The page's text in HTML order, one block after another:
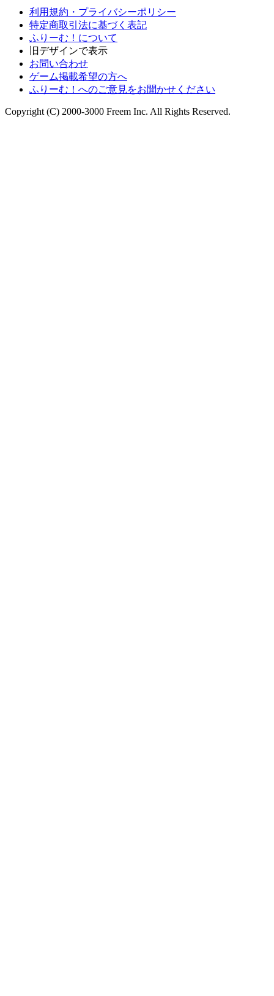
利用規約・プライバシーポリシー
特定商取引法に基づく表記
ふりーむ！について
旧デザインで表示
お問い合わせ
ゲーム掲載希望の方へ
ふりーむ！へのご意見をお聞かせください
Copyright (C) 2000-3000 Freem Inc. All Rights Reserved.